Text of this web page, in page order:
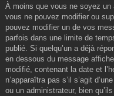
À moins que vous ne soyez un
vous ne pouvez modifier ou
pouvez modifier un de vos
parfois dans une limite de
publié. Si quelqu’un a déjà
en dessous du message
modifié, contenant la date et
n’apparaîtra pas s’il s’agit
ou un administrateur, bien